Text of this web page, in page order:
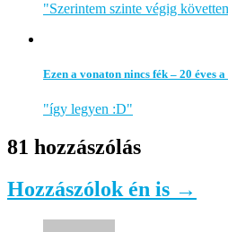
"Szerintem szinte végig
Ezen a vonaton nincs fék – 20 éves
"így legyen :D"
81 hozzászólás
Hozzászólok én is →